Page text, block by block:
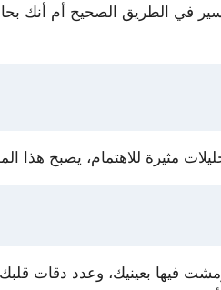
في الطريق الصحيح أم أنك
مثيرة للاهتمام، يصبح هذا
فيها بعينيك، وعدد دقات